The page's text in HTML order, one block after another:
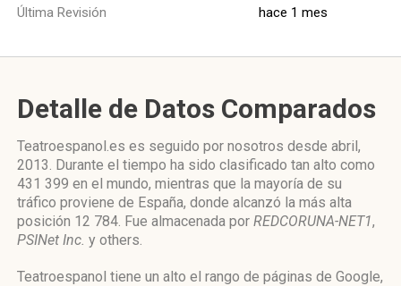
Última Revisión hace 1 mes
Detalle de Datos Comparados
Teatroespanol.es es seguido por nosotros desde abril,
2013. Durante el tiempo ha sido clasificado tan alto como
431 399 en el mundo, mientras que la mayoría de su
tráfico proviene de España, donde alcanzó la más alta
posición 12 784. Fue almacenada por REDCORUNA-NET1,
PSINet Inc. y others.
Teatroespanol tiene un alto el rango de páginas de Google,